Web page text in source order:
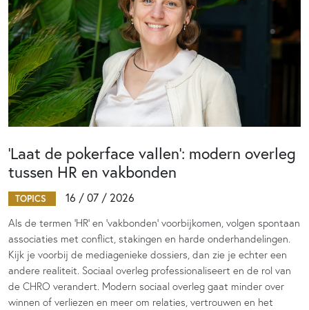
‘Laat de pokerface vallen’: modern overleg
tussen HR en vakbonden
TOPICS 16 / 07 / 2026
Als de termen 'HR' en 'vakbonden' voorbijkomen, volgen spontaan
associaties met conflict, stakingen en harde onderhandelingen.
Kijk je voorbij de mediagenieke dossiers, dan zie je echter een
andere realiteit. Sociaal overleg professionaliseert en de rol van
de CHRO verandert. Modern sociaal overleg gaat minder over
winnen of verliezen en meer om relaties, vertrouwen en het